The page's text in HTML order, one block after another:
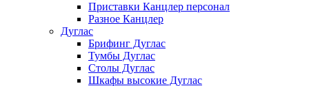
Приставки Канцлер персонал
Разное Канцлер
Дуглас
Брифинг Дуглас
Тумбы Дуглас
Столы Дуглас
Шкафы высокие Дуглас